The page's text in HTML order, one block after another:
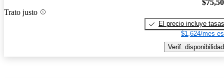
Trato justo
El precio incluye tasas
$1,624/mes
Verif. disponibilidad